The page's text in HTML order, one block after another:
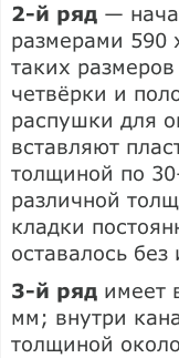
2-й ряд —
размерами 590
таких
четвёрки и
распушки для
вставляют
толщиной по
различной
кладки
оставалось
3-й ряд имеет
мм; внутри
толщиной